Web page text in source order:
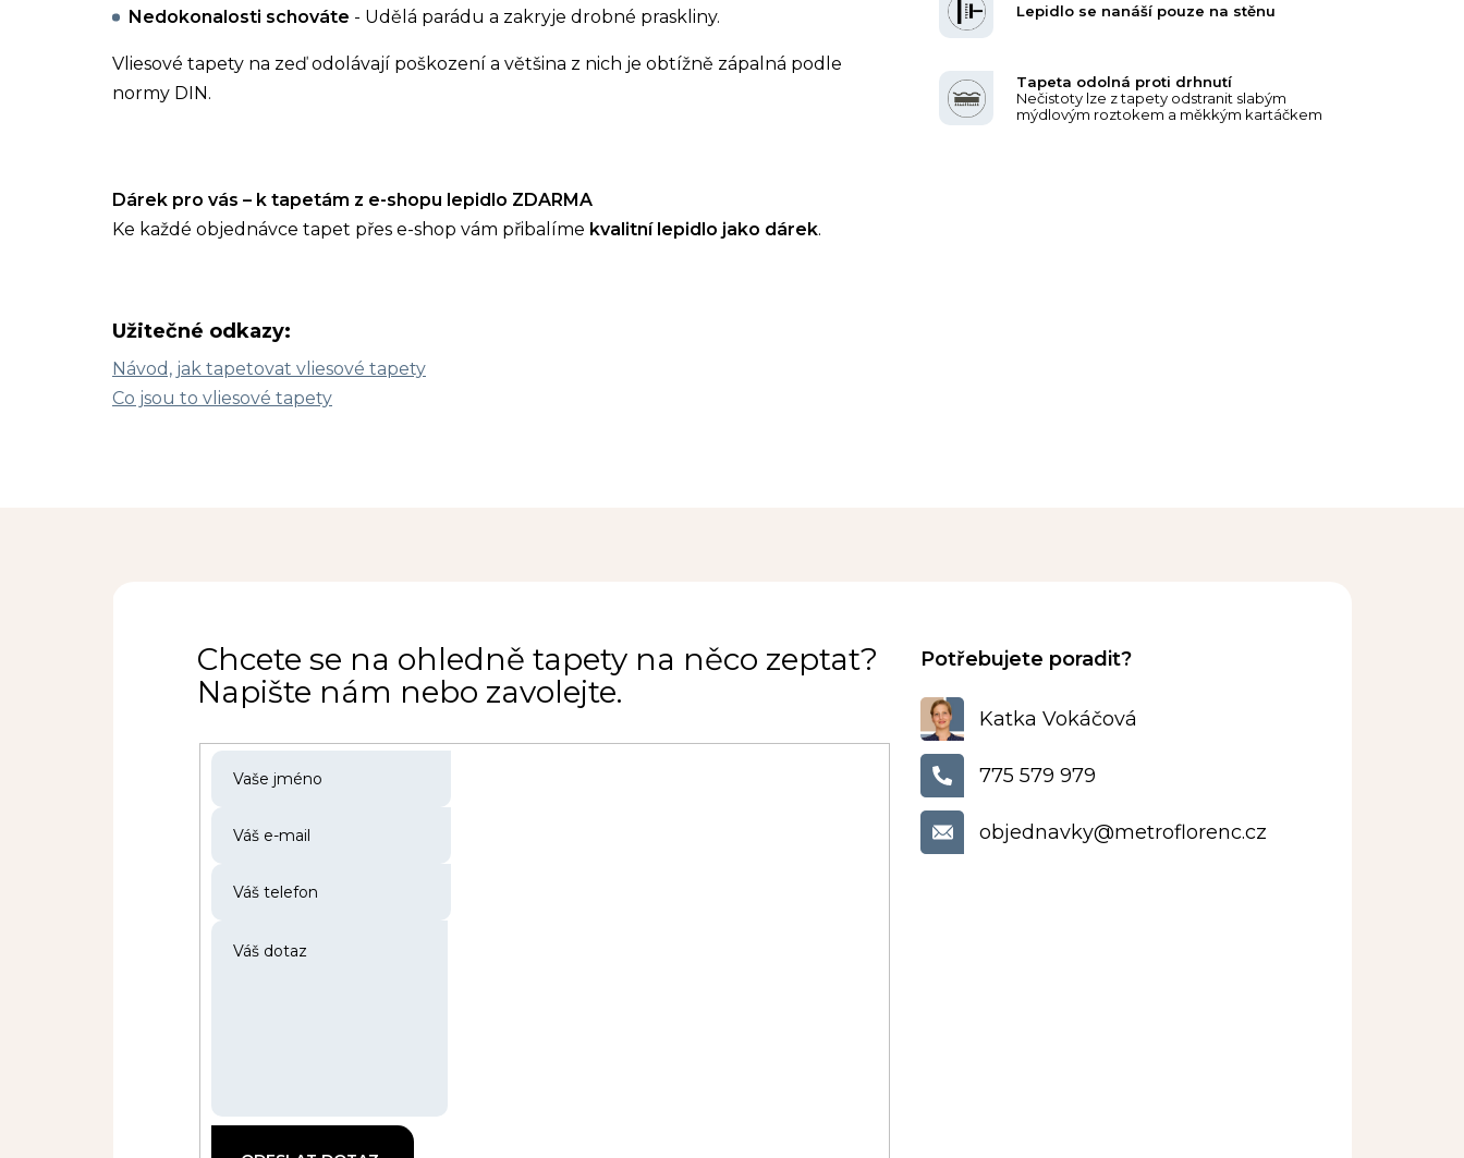
Nedokonalosti schováte - Udělá parádu a zakryje drobné praskliny.
Vliesové tapety na zeď odolávají poškození a většina z nich je obtížně zápalná podle
normy DIN.
Dárek pro vás – k tapetám z e-shopu lepidlo ZDARMA
Ke každé objednávce tapet přes e-shop vám přibalíme kvalitní lepidlo jako dárek.
Užitečné odkazy:
Návod, jak tapetovat vliesové tapety
Co jsou to vliesové tapety
Lepidlo se nanáší pouze na stěnu
Tapeta odolná proti drhnutí
Nečistoty lze z tapety odstranit slabým
mýdlovým roztokem a měkkým kartáčkem
Chcete se na ohledně tapety na něco zeptat?
Napište nám nebo zavolejte.
Katka Vokáčová
objednavky@metroflorenc.cz
775 579 979